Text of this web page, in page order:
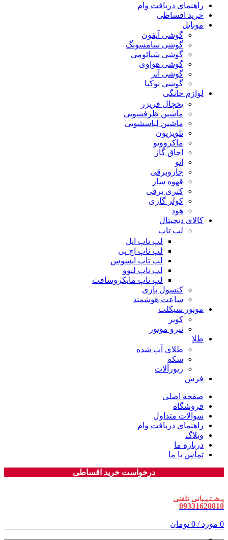
راهنمای دریافت وام
خرید اقساطی
موبایل
گوشی آیفون
گوشی سامسونگ
گوشی شیائومی
گوشی هواوی
گوشی آنر
گوشی نوکیا
لوازم خانگی
یخچال فریزر
ماشین ظرفشویی
ماشین لباسشویی
تلویزیون
ماکروویو
اجاق گاز
اتو
جاروبرقی
قهوه ساز
کتری برقی
کولر گازی
هود
کالای دیجیتال
لپ تاپ
لپ تاپ اپل
لپ تاپ اچ پی
لپ تاپ ایسوس
لپ تاپ لنوو
لپ تاپ مایکروسافت
کنسول بازی
ساعت هوشمند
موتور سیکلت
کویر
نیرو موتور
طلا
طلای آب شده
سکه
زیورآلات
فرش
صفحه اصلی
فروشگاه
سوالات متداول
راهنمای دریافت وام
وبلاگ
درباره ما
تماس با ما
درخواست خرید اقساطی
پـشـتـیـبانی تلفنی
09331620810
0 مورد /
0 تومان